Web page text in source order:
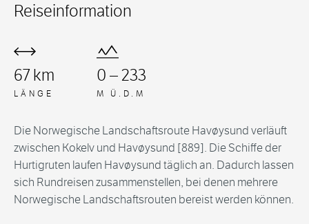
Reiseinformation
LÄNGE
67 km
M Ü.D.M
0 – 233
Die Norwegische Landschaftsroute Havøysund verläuft
zwischen Kokelv und Havøysund [889]. Die Schiffe der
Hurtigruten laufen Havøysund täglich an. Dadurch lassen
sich Rundreisen zusammenstellen, bei denen mehrere
Norwegische Landschaftsrouten bereist werden können.